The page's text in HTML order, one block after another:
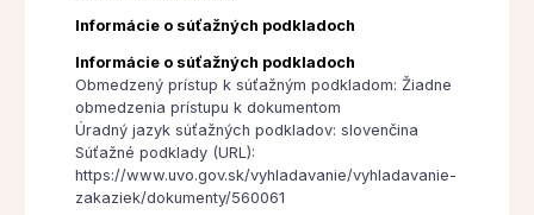
Informácie o súťažných podkladoch
Informácie o súťažných podkladoch
Obmedzený prístup k súťažným podkladom: Žiadne
obmedzenia prístupu k dokumentom
Úradný jazyk súťažných podkladov: slovenčina
Súťažné podklady (URL):
https://www.uvo.gov.sk/vyhladavanie/vyhladavanie-
zakaziek/dokumenty/560061